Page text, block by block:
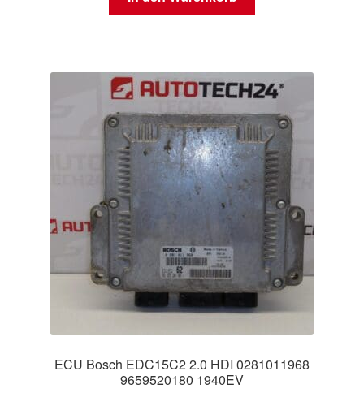
ECU Bosch EDC15C2 2.0 HDI 0281011968
9659520180 1940EV